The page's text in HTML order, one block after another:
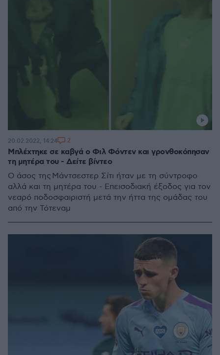
Μπλέχτηκε σε καβγά ο Φιλ Φόντεν και γρονθοκόπησαν
τη μητέρα του - Δείτε βίντεο
Ο άσος της Μάντσεστερ Σίτι ήταν με τη σύντροφο
αλλά και τη μητέρα του - Επεισοδιακή έξοδος για τον
νεαρό ποδοσφαιριστή μετά την ήττα της ομάδας του
από την Τότεναμ
20.02.2022, 14:24 2